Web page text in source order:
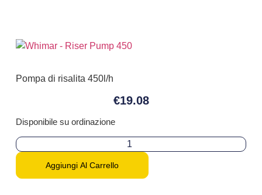
Pompa di risalita 450l/h
€19.08
Disponibile su ordinazione
Aggiungi Al Carrello